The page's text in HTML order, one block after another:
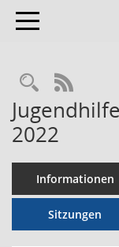
Toggle navigation
RSS-
2022
Informationen
Sitzungen